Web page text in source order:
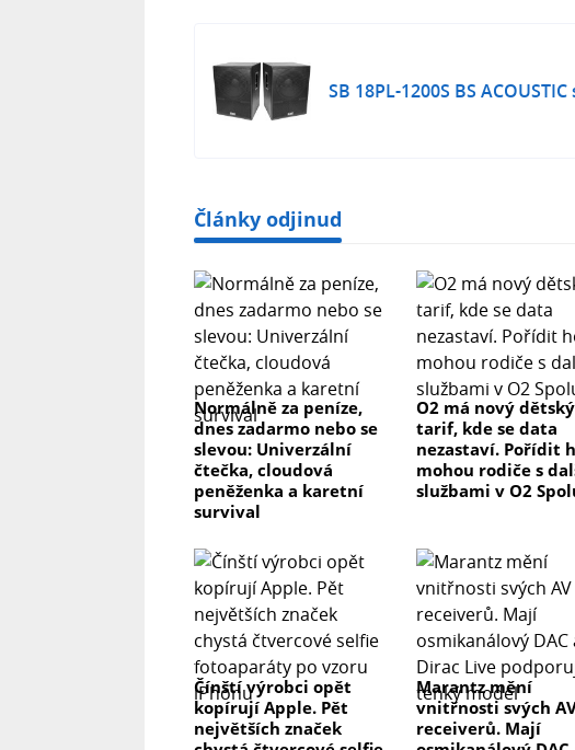
SB 18PL-1200S BS
Články odjinud
Normálně za peníze,
dnes zadarmo nebo se
slevou: Univerzální
čtečka, cloudová
peněženka a karetní
survival
O2 má nový dětský
tarif, kde se data
nezastaví. Pořídit
mohou rodiče s
službami v O2
Čínští výrobci opět
kopírují Apple. Pět
největších značek
Marantz mění
vnitřnosti svých
receiverů. Mají